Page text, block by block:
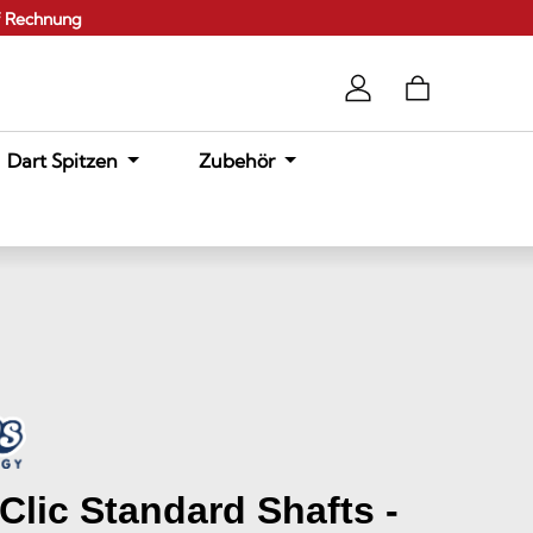
Dart Spitzen Zubehör
Standard Shafts -